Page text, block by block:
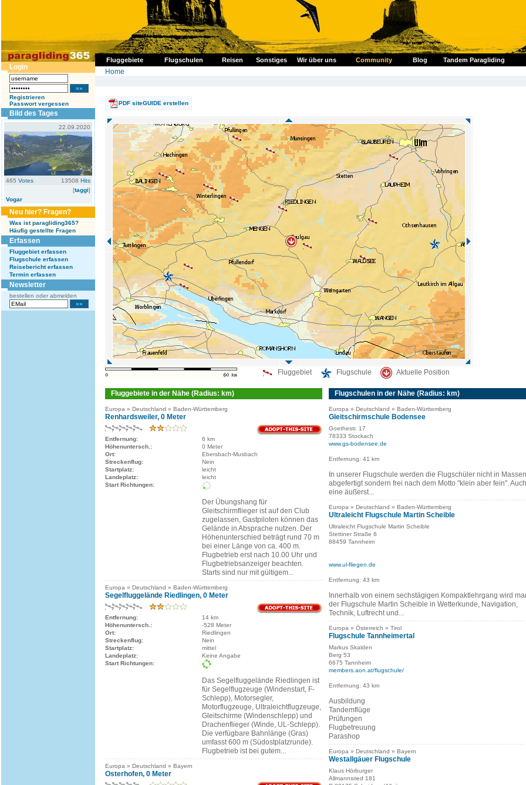
Fluggebiete Flugschulen Reisen Sonstiges Wir über uns Community Blog Tandem Paragliding
Login
Registrieren
Passwort vergessen
Bild des Tages
22.09.2020
465 Votes 13508 Hits
[taggi]
Vogar
Neu hier? Fragen?
Was ist paragliding365?
Häufig gestellte Fragen
Erfassen
Fluggebiet erfassen
Flugschule erfassen
Reisebericht erfassen
Termin erfassen
Newsletter
bestellen oder abmelden
Home
PDF siteGUIDE erstellen
Fluggebiet Flugschule Aktuelle Position
Fluggebiete in der Nähe (Radius: km)
Europa » Deutschland » Baden-Württemberg
Renhardsweiler, 0 Meter
Entfernung:
6 km
Höhenuntersch.:
0 Meter
Ort:
Ebersbach-Musbach
Streckenflug:
Nein
Startplatz:
leicht
Landeplatz:
leicht
Start Richtungen:
Der Übungshang für
Gleitschirmflieger ist auf den Club
zugelassen, Gastpiloten können das
Gelände in Absprache nutzen. Der
Höhenunterschied beträgt rund 70 m
bei einer Länge von ca. 400 m.
Flugbetrieb erst nach 10.00 Uhr und
Flugbetriebsanzeiger beachten.
Starts sind nur mit gültigem...
Europa » Deutschland » Baden-Württemberg
Segelfluggelände Riedlingen, 0 Meter
Entfernung:
14 km
Höhenuntersch.:
-528 Meter
Ort:
Riedlingen
Streckenflug:
Nein
Startplatz:
mittel
Landeplatz:
Keine Angabe
Start Richtungen:
Das Segelfluggelände Riedlingen ist
für Segelflugzeuge (Windenstart, F-
Schlepp), Motorsegler,
Motorflugzeuge, Ultraleichtflugzeuge,
Gleitschirme (Windenschlepp) und
Drachenflieger (Winde, UL-Schlepp).
Die verfügbare Bahnlänge (Gras)
umfasst 600 m (Südostplatzrunde).
Flugbetrieb ist bei gutem...
Europa » Deutschland » Bayern
Osterhofen, 0 Meter
Flugschulen in der Nähe (Radius: km)
Europa » Deutschland » Baden-Württemberg
Gleitschirmschule Bodensee
Goethestr. 17
78333 Stockach
www.gs-bodensee.de
Entfernung: 41 km
In unserer Flugschule werden die Flugschüler nicht in Massen
abgefertigt sondern frei nach dem Motto "klein aber fein". Auch
eine äußerst...
Europa » Deutschland » Baden-Württemberg
Ultraleicht Flugschule Martin Scheible
Ultraleicht Flugschule Martin Scheible
Stettiner Straße 6
88459 Tannheim
www.ul-fliegen.de
Entfernung: 43 km
Innerhalb von einem sechstägigen Kompaktlehrgang wird
der Flugschule Martin Scheible in Wetterkunde, Navigation,
Technik, Luftrecht und...
Europa » Österreich » Tirol
Flugschule Tannheimertal
Markus Skalden
Berg 53
6675 Tannheim
members.aon.at/flugschule/
Entfernung: 43 km
Ausbildung
Tandemflüge
Prüfungen
Flugbetreuung
Parashop
Europa » Deutschland » Bayern
Westallgäuer Flugschule
Klaus Hörburger
Allmannsried 181